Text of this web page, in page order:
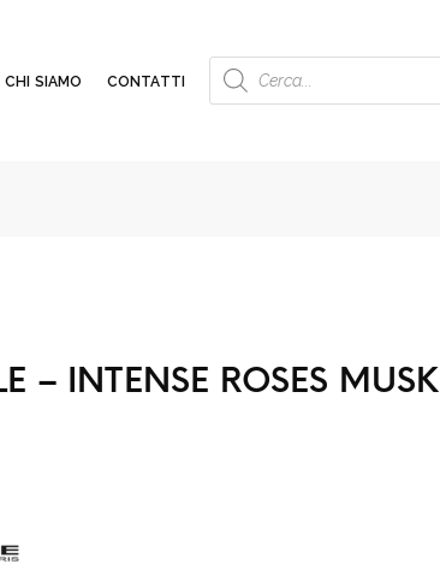
CHI SIAMO CONTATTI
Ricerca
prodotti
– INTENSE ROSES MUSK